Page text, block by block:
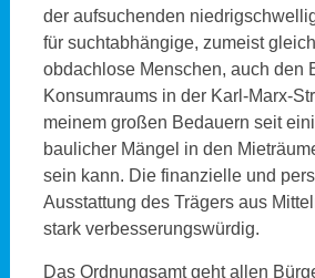
der aufsuchenden
für suchtabhängige, zumeist
obdachlose Menschen, auch den
Konsumraums in der Karl-Marx-
meinem großen Bedauern seit
baulicher Mängel in den
sein kann. Die finanzielle und
Ausstattung des Trägers aus
stark verbesserungswürdig.
Das Ordnungsamt geht allen